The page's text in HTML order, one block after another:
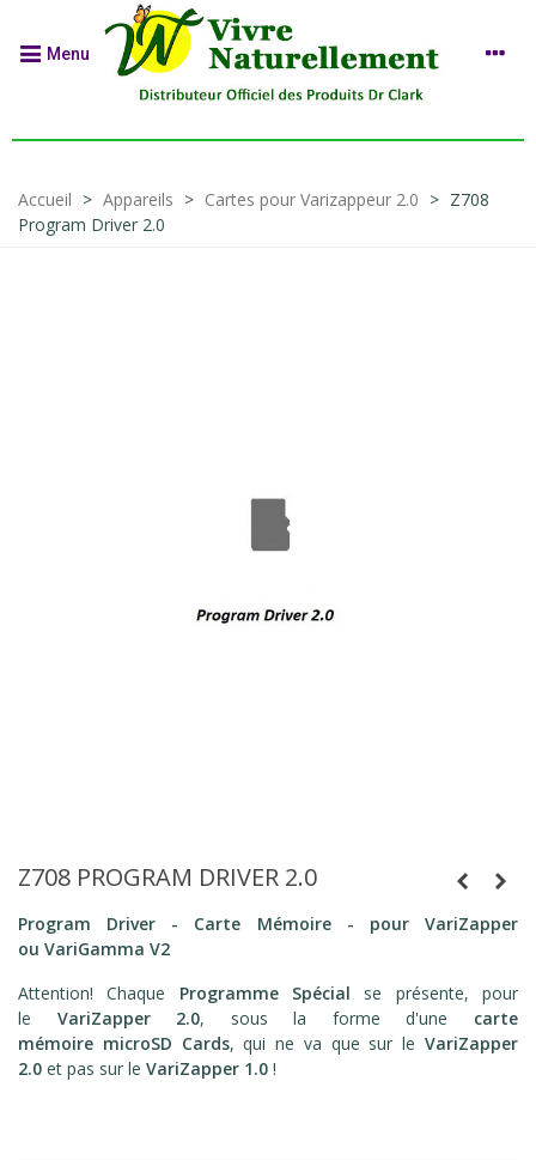
Menu
Accueil > Appareils > Cartes pour Varizappeur 2.0 > Z708
Program Driver 2.0
Z708 PROGRAM DRIVER 2.0
Program Driver - Carte Mémoire - pour VariZapper
ou VariGamma V2
Attention! Chaque Programme Spécial se présente, pour
le VariZapper 2.0, sous la forme d'une carte
mémoire microSD Cards, qui ne va que sur leVariZapper
2.0 et pas sur le VariZapper 1.0 !